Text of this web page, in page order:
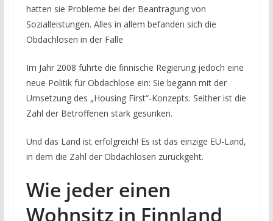
hatten sie Probleme bei der Beantragung von
Sozialleistungen. Alles in allem befanden sich die
Obdachlosen in der Falle
Im Jahr 2008 führte die finnische Regierung jedoch eine
neue Politik für Obdachlose ein: Sie begann mit der
Umsetzung des „Housing First“-Konzepts. Seither ist die
Zahl der Betroffenen stark gesunken.
Und das Land ist erfolgreich! Es ist das einzige EU-Land,
in dem die Zahl der Obdachlosen zurückgeht.
Wie jeder einen
Wohnsitz in Finnland